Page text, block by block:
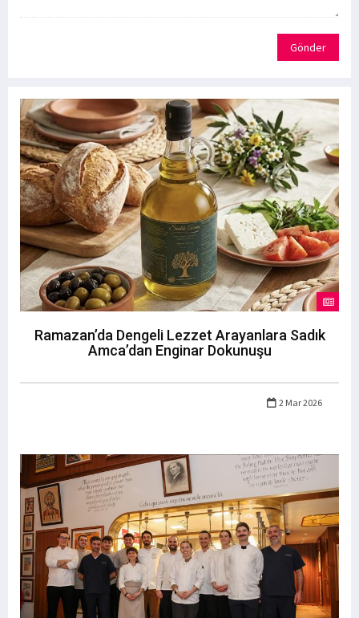
Gönder
Ramazan’da Dengeli Lezzet Arayanlara Sadık
Amca’dan Enginar Dokunuşu
2 Mar 2026